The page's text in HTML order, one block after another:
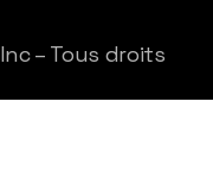
Inc – Tous droits